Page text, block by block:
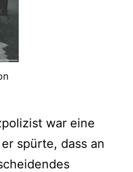
war eine
spürte, dass an